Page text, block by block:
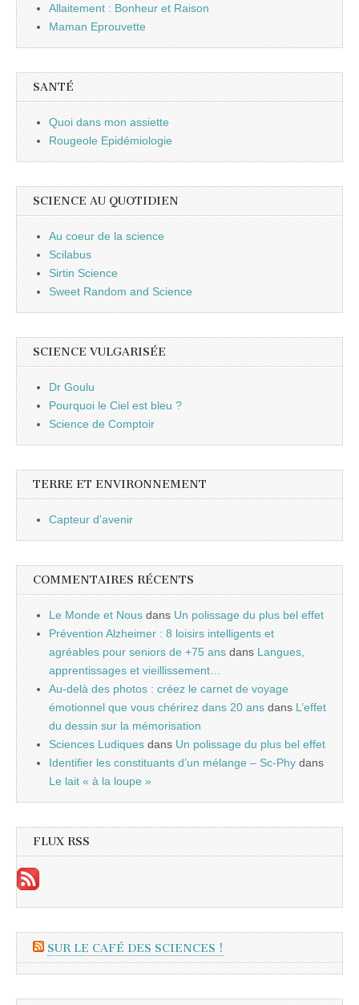
Allaitement : Bonheur et Raison
Maman Eprouvette
SANTÉ
Quoi dans mon assiette
Rougeole Epidémiologie
SCIENCE AU QUOTIDIEN
Au coeur de la science
Scilabus
Sirtin Science
Sweet Random and Science
SCIENCE VULGARISÉE
Dr Goulu
Pourquoi le Ciel est bleu ?
Science de Comptoir
TERRE ET ENVIRONNEMENT
Capteur d'avenir
COMMENTAIRES RÉCENTS
Le Monde et Nous dans Un polissage du plus bel effet
Prévention Alzheimer : 8 loisirs intelligents et
agréables pour seniors de +75 ans dans Langues,
apprentissages et vieillissement…
Au-delà des photos : créez le carnet de voyage
émotionnel que vous chérirez dans 20 ans dans L’effet
du dessin sur la mémorisation
Sciences Ludiques dans Un polissage du plus bel effet
Identifier les constituants d’un mélange – Sc-Phy dans
Le lait « à la loupe »
FLUX RSS
SUR LE CAFÉ DES SCIENCES !